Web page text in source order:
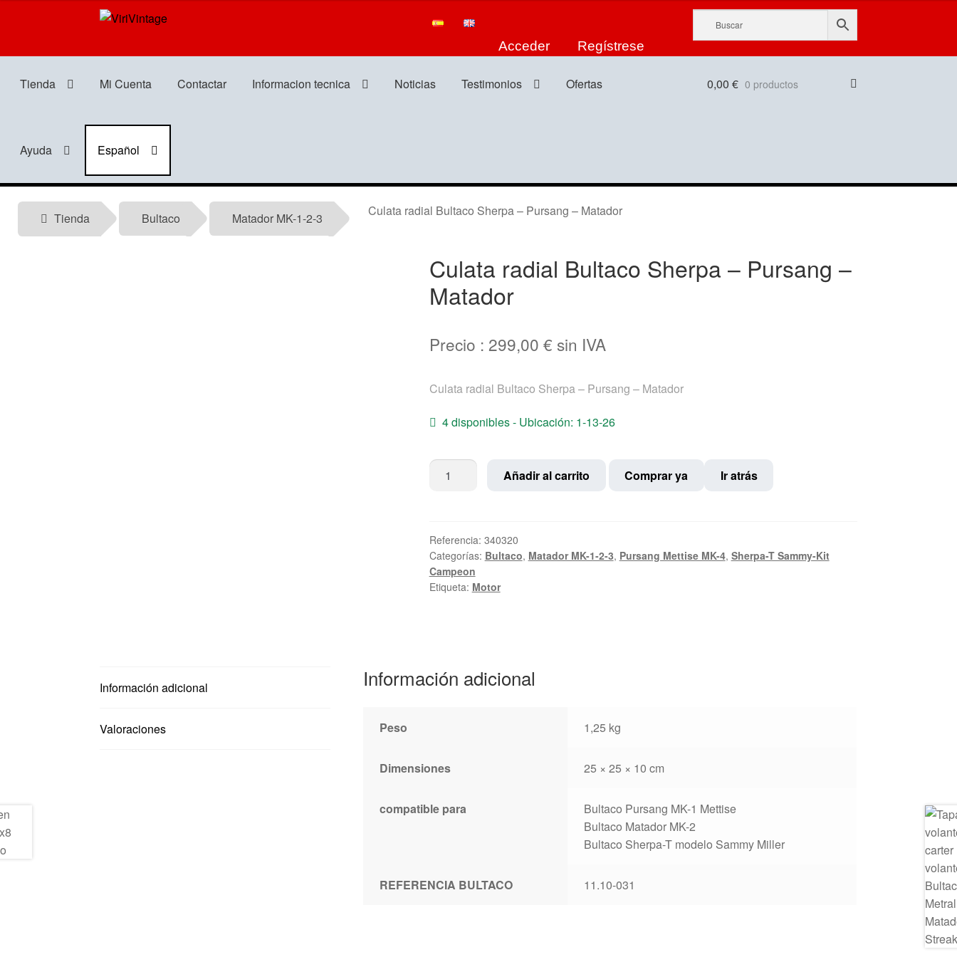
Ir
la
Ir
contenido
Acceder Regístrese
Tienda Mi Cuenta Contactar Informacion tecnica Noticias Testimonios Ofertas
Ayuda Español
0,00 € 0 productos
Tienda Bultaco Matador MK-1-2-3 Culata radial Bultaco Sherpa – Pursang – Matador
Culata radial Bultaco Sherpa – Pursang –
Matador
Precio : 299,00 € sin IVA
Culata radial Bultaco Sherpa – Pursang – Matador
4 disponibles - Ubicación: 1-13-26
Culata
radial
-
Pursang
-
Matador
Añadir al carrito Comprar ya Ir atrás
Referencia: 340320
Categorías: Bultaco, Matador MK-1-2-3, Pursang Mettise MK-4, Sherpa-T Sammy-Kit
Campeon
Etiqueta: Motor
Información adicional
Valoraciones
Información adicional
Peso 1,25 kg
Dimensiones 25 × 25 × 10 cm
compatible para
Bultaco Pursang MK-1 Mettise
Bultaco Matador MK-2
Bultaco Sherpa-T modelo Sammy Miller
REFERENCIA BULTACO 11.10-031